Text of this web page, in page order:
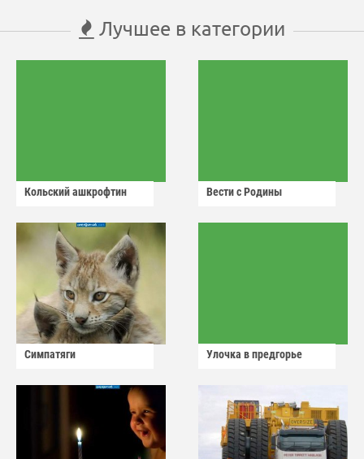
Лучшее в категории
Кольский ашкрофтин Вести с Родины
Симпатяги Улочка в предгорье